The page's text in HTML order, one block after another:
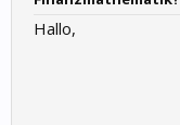
Hallo,